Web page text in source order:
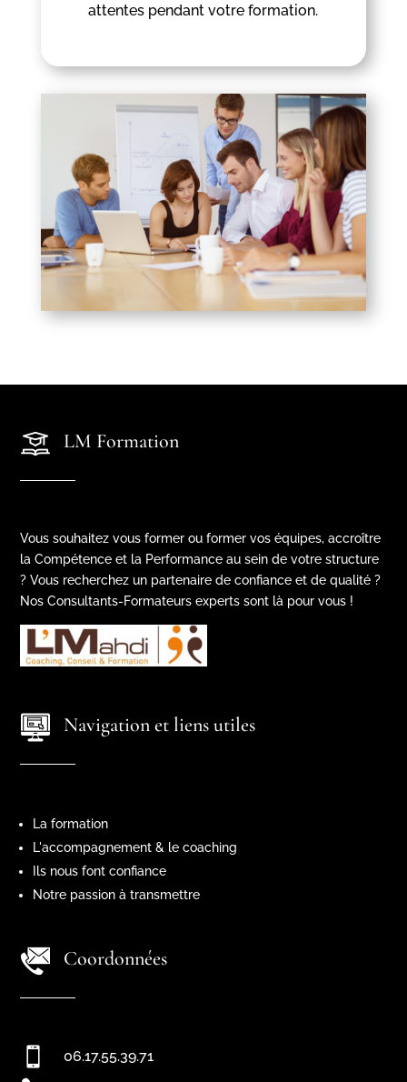
attentes pendant votre formation.
LM Formation
Vous souhaitez vous former ou former vos équipes, accroître
la Compétence et la Performance au sein de votre structure
? Vous recherchez un partenaire de confiance et de qualité ?
Nos Consultants-Formateurs experts sont là pour vous !
Navigation et liens utiles
La formation
L'accompagnement & le coaching
Ils nous font confiance
Notre passion à transmettre
Coordonnées
 06.17.55.39.71